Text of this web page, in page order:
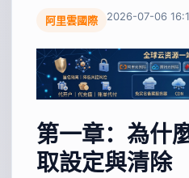
阿里雲國際 2026-07-06
第一章：為什
取設定與清除